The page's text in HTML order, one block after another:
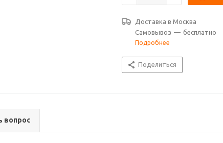
Доставка в Москва
Самовывоз — бесплатно
Подробнее
Поделиться
вопрос